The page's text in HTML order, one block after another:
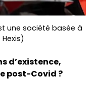
une société basée à
d’existence,
post-Covid ?